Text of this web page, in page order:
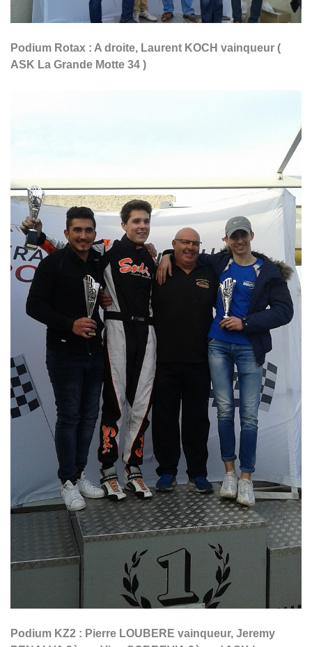
Podium Rotax : A droite, Laurent KOCH vainqueur (
ASK La Grande Motte 34 )
Podium KZ2 : Pierre LOUBERE vainqueur, Jeremy